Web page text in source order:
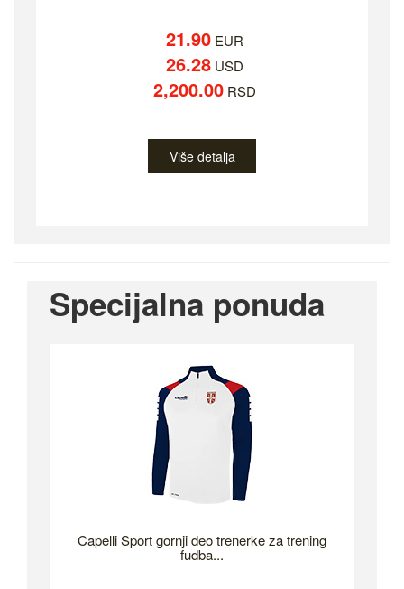
21.90EUR
26.28USD
2,200.00RSD
Više detalja
Specijalna ponuda
Capelli Sport gornji deo trenerke za trening
fudba...